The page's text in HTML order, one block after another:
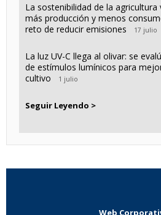
La sostenibilidad de la agricultura
más producción y menos
reto de reducir emisiones
17 julio
La luz UV-C llega al olivar: se
de estímulos lumínicos para
cultivo
1 julio
Seguir Leyendo >
Web